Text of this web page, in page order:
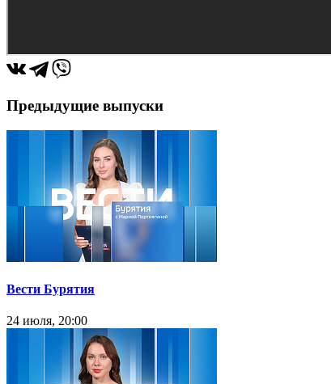
Предыдущие выпуски
Вести Бурятия
24 июля, 20:00